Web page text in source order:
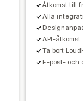
Åtkomst till
Alla
API-åtkomst
Ta bort
E-post- och